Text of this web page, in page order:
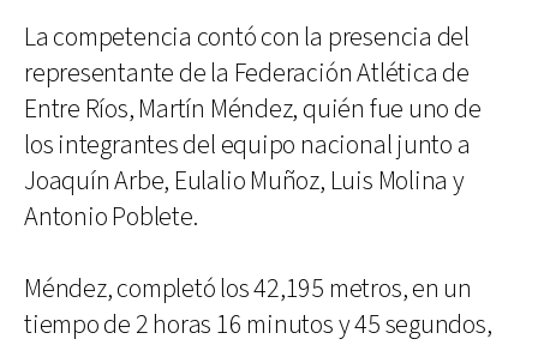
La competencia contó con la presencia del
representante de la Federación Atlética de
Entre Ríos, Martín Méndez, quién fue uno de
los integrantes del equipo nacional junto a
Joaquín Arbe, Eulalio Muñoz, Luis Molina y
Antonio Poblete.
Méndez, completó los 42,195 metros, en un
tiempo de 2 horas 16 minutos y 45 segundos,